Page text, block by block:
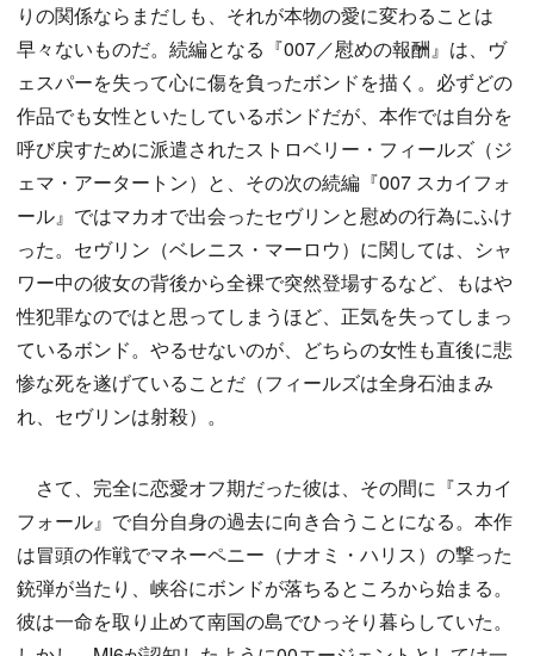
りの関係ならまだしも、それが本物の愛に変わることは
早々ないものだ。続編となる『007／慰めの報酬』は、ヴ
ェスパーを失って心に傷を負ったボンドを描く。必ずどの
作品でも女性といたしているボンドだが、本作では自分を
呼び戻すために派遣されたストロベリー・フィールズ（ジ
ェマ・アータートン）と、その次の続編『007 スカイフォ
ール』ではマカオで出会ったセヴリンと慰めの行為にふけ
った。セヴリン（ベレニス・マーロウ）に関しては、シャ
ワー中の彼女の背後から全裸で突然登場するなど、もはや
性犯罪なのではと思ってしまうほど、正気を失ってしまっ
ているボンド。やるせないのが、どちらの女性も直後に悲
惨な死を遂げていることだ（フィールズは全身石油まみ
れ、セヴリンは射殺）。
さて、完全に恋愛オフ期だった彼は、その間に『スカイ
フォール』で自分自身の過去に向き合うことになる。本作
は冒頭の作戦でマネーペニー（ナオミ・ハリス）の撃った
銃弾が当たり、峡谷にボンドが落ちるところから始まる。
彼は一命を取り止めて南国の島でひっそり暮らしていた。